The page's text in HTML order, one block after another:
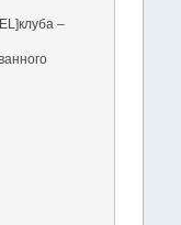
–